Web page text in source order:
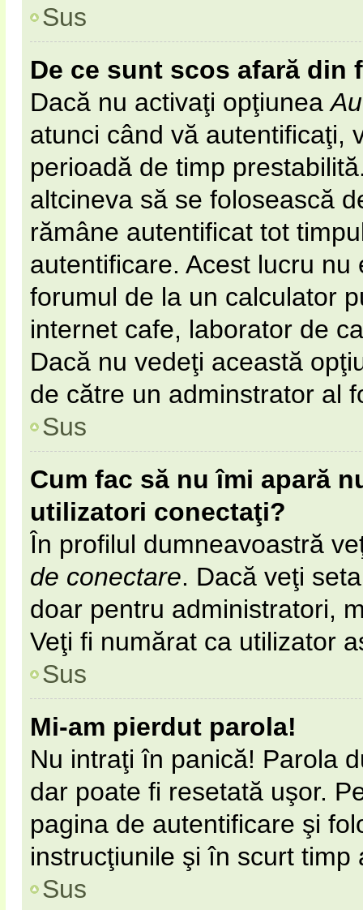
Sus
De ce sunt scos afară din
Dacă nu activaţi opţiunea
atunci când vă autentificaţi,
perioadă de timp
altcineva să se folosească
rămâne autentificat tot
autentificare. Acest lucru
forumul de la un calculator
internet cafe, laborator de
Dacă nu vedeţi această
de către un adminstrator al
Sus
Cum fac să nu îmi apară
utilizatori conectaţi?
În profilul dumneavoastră
de conectare. Dacă veţi
doar pentru administratori,
Veţi fi numărat ca utilizator
Sus
Mi-am pierdut parola!
Nu intraţi în panică! Parola
dar poate fi resetată uşor.
pagina de autentificare şi
instrucţiunile şi în scurt
Sus